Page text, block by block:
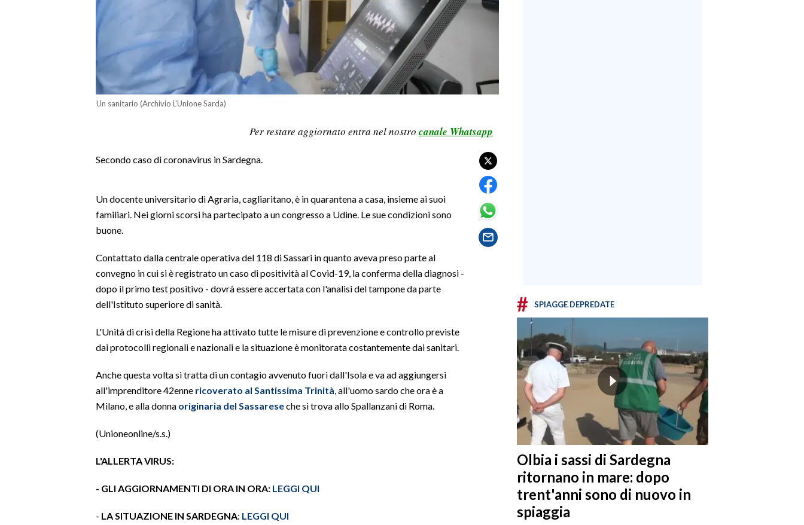
SERVIZI ALLE IMPRESE
Un sanitario (Archivio L'Unione Sarda)
Per restare aggiornato entra nel nostro canale Whatsapp
Secondo caso di coronavirus in Sardegna.
Un docente universitario di Agraria, cagliaritano, è in quarantena a casa, insieme ai suoi
familiari. Nei giorni scorsi ha partecipato a un congresso a Udine. Le sue condizioni sono
buone.
Contattato dalla centrale operativa del 118 di Sassari in quanto aveva preso parte al
convegno in cui si è registrato un caso di positività al Covid-19, la conferma della diagnosi -
dopo il primo test positivo - dovrà essere accertata con l'analisi del tampone da parte
dell'Istituto superiore di sanità.
L'Unità di crisi della Regione ha attivato tutte le misure di prevenzione e controllo previste
dai protocolli regionali e nazionali e la situazione è monitorata costantemente dai sanitari.
Anche questa volta si tratta di un contagio avvenuto fuori dall'Isola e va ad aggiungersi
all'imprenditore 42enne ricoverato al Santissima Trinità, all'uomo sardo che ora è a
Milano, e alla donna originaria del Sassareseche si trova allo Spallanzani di Roma.
(Unioneonline/s.s.)
L'ALLERTA VIRUS:
- GLI AGGIORNAMENTI DI ORA IN ORA: LEGGI QUI
- LA SITUAZIONE IN SARDEGNA: LEGGI QUI
# SPIAGGE DEPREDATE
Olbia i sassi di Sardegna
ritornano in mare: dopo
trent'anni sono di nuovo in
spiaggia